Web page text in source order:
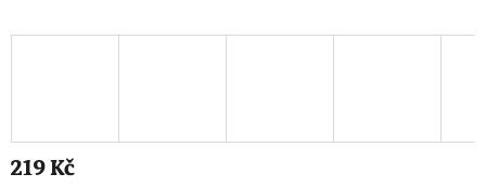
219 Kč